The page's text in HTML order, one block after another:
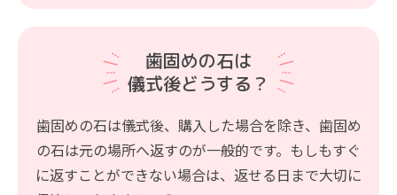
歯固めの石は
儀式後どうする？
歯固めの石は儀式後、購入した場合を除き、歯固め
の石は元の場所へ返すのが一般的です。もしもすぐ
に返すことができない場合は、返せる日まで大切に